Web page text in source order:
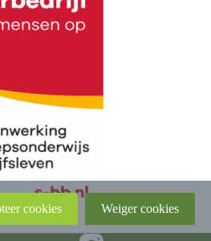
cookies Weiger cookies